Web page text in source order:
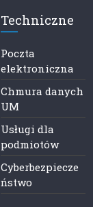
Techniczne
Poczta
elektroniczna
Chmura danych
UM
Usługi dla
podmiotów
Cyberbezpiecze
ństwo